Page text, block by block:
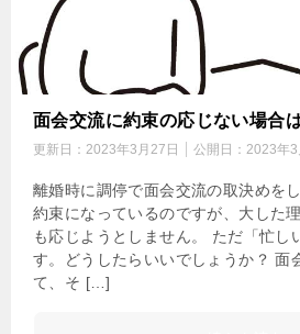
面会交流に約束の応じない場合
更新日： 2023年3月27日 公開日： 2023年3
離婚時に調停で面会交流の取決めを
約束になっているのですが、大した
も応じようとしません。 ただ「忙し
す。どうしたらいいでしょうか？ 面
て、そ […]